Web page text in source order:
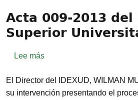
Acta 009-2013 del
Superior
Lee mássobre Acta 009-2013 del
El Director del IDEXUD, WILMAN
su intervención presentando el